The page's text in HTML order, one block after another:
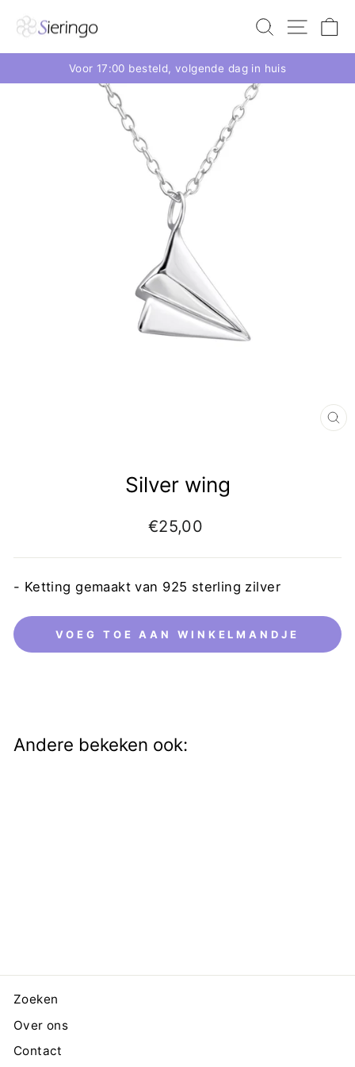
Voor 17:00 besteld, volgende dag in huis
Silver wing
€25,00
- Ketting gemaakt van 925 sterling zilver
VOEG TOE AAN WINKELMANDJE
Andere bekeken ook:
Zoeken
Over ons
Contact